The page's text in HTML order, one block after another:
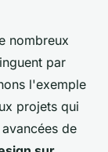
nombreux
par
l'exemple
projets qui
de